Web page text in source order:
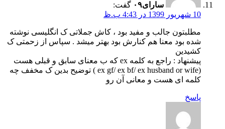
سارای۰۹
گفت:
10 شهریور 1399 در 4:43 ب.ظ
مطلبتون جالب و مفید بود ، کاش جملاتی ک انگلیسی نوشته
شده بود معنا هم کنارش بود بهتر میشد . سپاس از زحمتی ک
کشیدین
پیشنهاد : راجع به کلمه ex که ب معنای سابق و قبلی هست
(ex gf/ ex bf/ ex husband or wife ) توضیح بدین ک مخفف چه
کلمه ای هست و معانی آن رو
پاسخ